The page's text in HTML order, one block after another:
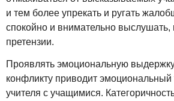
и тем более упрекать и ругать
спокойно и внимательно выслушать,
претензии.
Проявлять эмоциональную
конфликту приводит эмоциональный
учителя с учащимися.